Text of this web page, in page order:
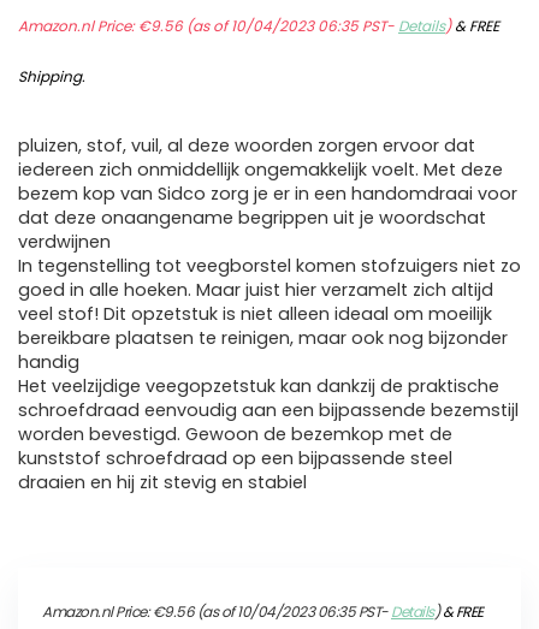
Amazon.nl Price:€9.56(as of 10/04/2023 06:35 PST- Details)&FREE
Shipping.
pluizen, stof, vuil, al deze woorden zorgen ervoor dat
iedereen zich onmiddellijk ongemakkelijk voelt. Met deze
bezem kop van Sidco zorg je er in een handomdraai voor
dat deze onaangename begrippen uit je woordschat
verdwijnen
In tegenstelling tot veegborstel komen stofzuigers niet zo
goed in alle hoeken. Maar juist hier verzamelt zich altijd
veel stof! Dit opzetstuk is niet alleen ideaal om moeilijk
bereikbare plaatsen te reinigen, maar ook nog bijzonder
handig
Het veelzijdige veegopzetstuk kan dankzij de praktische
schroefdraad eenvoudig aan een bijpassende bezemstijl
worden bevestigd. Gewoon de bezemkop met de
kunststof schroefdraad op een bijpassende steel
draaien en hij zit stevig en stabiel
Amazon.nl Price:€9.56(as of 10/04/2023 06:35 PST-Details)&FREE